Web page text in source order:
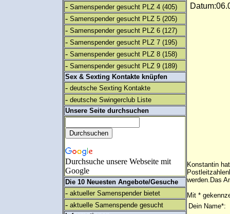
- Samenspender gesucht PLZ 4 (405)
- Samenspender gesucht PLZ 5 (205)
- Samenspender gesucht PLZ 6 (127)
- Samenspender gesucht PLZ 7 (195)
- Samenspender gesucht PLZ 8 (158)
- Samenspender gesucht PLZ 9 (189)
Sex & Sexting Kontakte knüpfen
- deutsche Sexting Kontakte
- deutsche Swingerclub Liste
Unsere Seite durchsuchen
Durchsuche unsere Webseite mit
Google
Die 10 Neuesten Angebote/Gesuche
- aktueller Samenspender bietet
- aktuelle Samenspende gesucht
Konstantin
werden.Das
Mit *
Dein Name*: